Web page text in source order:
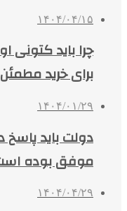
۱۴۰۴/۰۴/۱۵
چرا باید کتونی
برای خرید
۱۴۰۴/۰۱/۲۹
دولت باید پاسخ
موفق بوده
۱۴۰۴/۰۴/۲۹